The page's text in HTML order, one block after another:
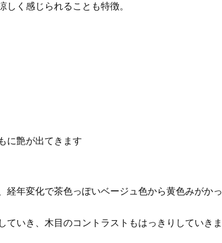
く感じられることも特徴。
に艶が出てきます
年変化で茶色っぽいベージュ色から黄色みがかっ
いき、木目のコントラストもはっきりしていきま